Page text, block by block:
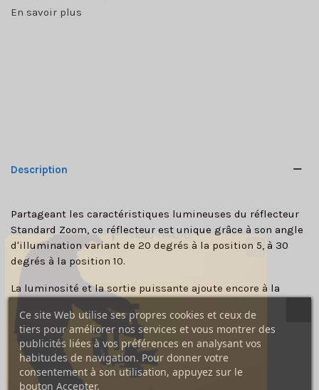
En savoir plus
Description
Partageant les caractéristiques lumineuses du réflecteur
Standard Zoom, ce réflecteur est unique grâce à son angle
d'illumination variant de 20 degrés à la position 5, à 30
degrés à la position 10.
La luminosité et la sortie puissante ajoute encore à la
polyvalence de ce nouveau produit.
Le réflecteur TeleZoom offre un nombre guide de 90.3 @
100 Iso à 2 mètres pour un écliar de 2400 Ws. Le TeleZoom
accepte les mêmes accessoires que les réflecteurs
Magnum et Narrow Beam.
Ce site Web utilise ses propres cookies et ceux de
tiers pour améliorer nos services et vous montrer des
publicités liées à vos préférences en analysant vos
habitudes de navigation. Pour donner votre
consentement à son utilisation, appuyez sur le
bouton Accepter.
✕